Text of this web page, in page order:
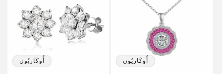
أُوكَازيُون أُوكَازيُون